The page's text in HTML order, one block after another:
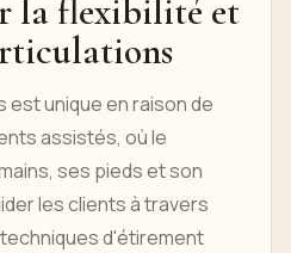
la flexibilité et
est unique en raison de
assistés, où le
ses pieds et son
les clients à travers
d'étirement